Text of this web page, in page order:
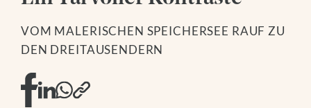
DAY SPA
GOLFEN
MODELL- UND HANGFLIEGEN
NATIONALPARK SOMMERCARD
AUSFLUGSTIPPS
EVENTS IN DER REGION
WINTERWANDERN
RODELN
FAMILIENZEIT
VOM MALERISCHEN SPEICHERSEE RAUF ZU
DEN DREITAUSENDERN